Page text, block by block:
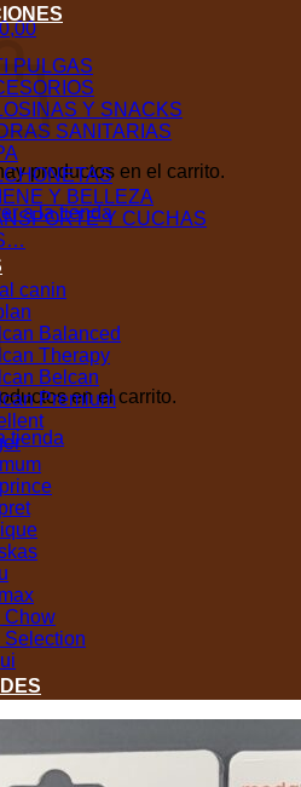
0,00
productos en el carrito.
a la tienda
en el carrito.
tienda
PULGAS
Y SNACKS
SANITARIAS
Y BELLEZA
Y CUCHAS
canin
Balanced
Therapy
Belcan
Premium
Chow
Selection